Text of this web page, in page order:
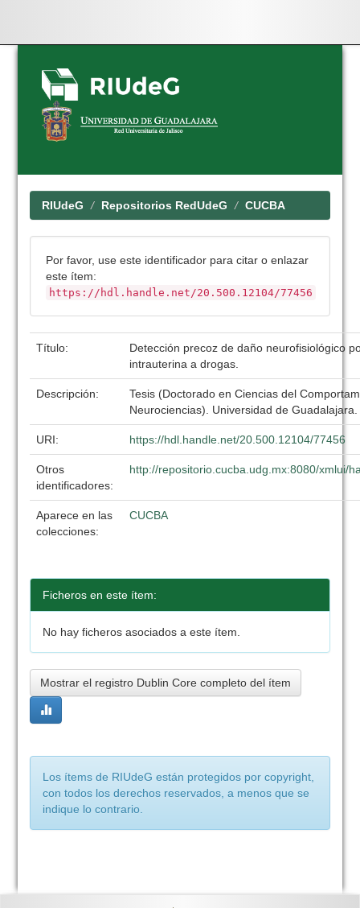
Skip
navigation
RIUdeG Repositorios RedUdeG CUCBA
Por favor, use este identificador para citar o enlazar
este ítem:
https://hdl.handle.net/20.500.12104/77456
Título:
Detección precoz de daño neurofisiológico
intrauterina a drogas.
Descripción:
Tesis (Doctorado en Ciencias del
Neurociencias). Universidad de Guadalajara.
URI: https://hdl.handle.net/20.500.12104/77456
Otros
identificadores:
http://repositorio.cucba.udg.mx:8080/xmlui/
Aparece en las
colecciones:
CUCBA
Ficheros en este ítem:
No hay ficheros asociados a este ítem.
Mostrar el registro Dublin Core completo del ítem
Los ítems de RIUdeG están protegidos por copyright,
con todos los derechos reservados, a menos que se
indique lo contrario.